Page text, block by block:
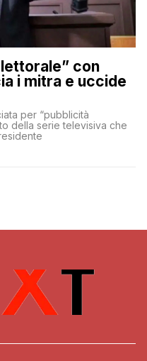
con
i mitra e uccide
per “pubblicità
della serie televisiva che